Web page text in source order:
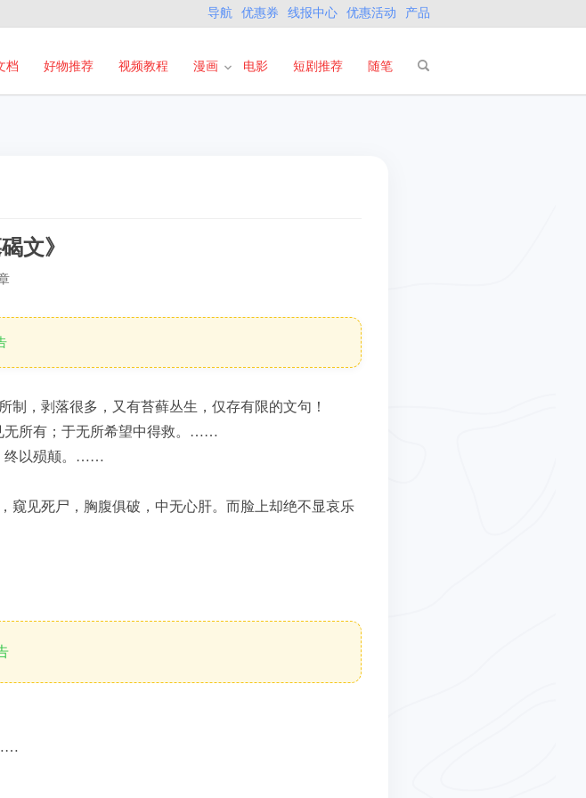
导航 优惠券 线报中心 优惠活动 产品
档 好物推荐 视频教程 漫画 电影 短剧推荐 随笔
文》
，剥落很多，又有苔藓丛生，仅存有限的文句！
无所有；于无所希望中得救。……
终以殒颠。……
窥见死尸，胸腹俱破，中无心肝。而脸上却绝不显哀乐